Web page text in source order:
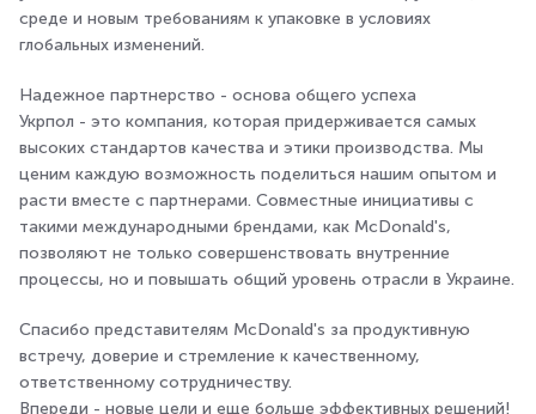
среде и новым требованиям к упаковке в условиях
глобальных изменений.
Надежное партнерство - основа общего успеха
Укрпол - это компания, которая придерживается самых
высоких стандартов качества и этики производства. Мы
ценим каждую возможность поделиться нашим опытом и
расти вместе с партнерами. Совместные инициативы с
такими международными брендами, как McDonald's,
позволяют не только совершенствовать внутренние
процессы, но и повышать общий уровень отрасли в Украине.
Спасибо представителям McDonald's за продуктивную
встречу, доверие и стремление к качественному,
ответственному сотрудничеству.
Впереди - новые цели и еще больше эффективных решений!